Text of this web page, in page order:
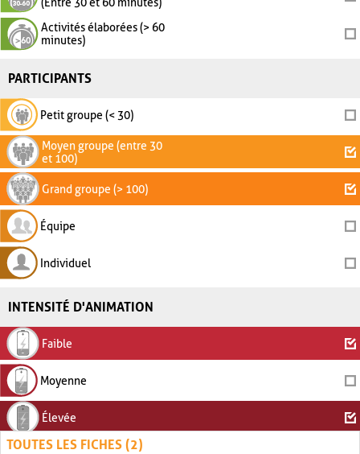
Activités élaborées (> 60
minutes)
PARTICIPANTS
Petit groupe (< 30)
Moyen groupe (entre 30
et 100)
Grand groupe (> 100)
Équipe
Individuel
INTENSITÉ D'ANIMATION
Faible
Moyenne
Élevée
TOUTES LES FICHES (2)